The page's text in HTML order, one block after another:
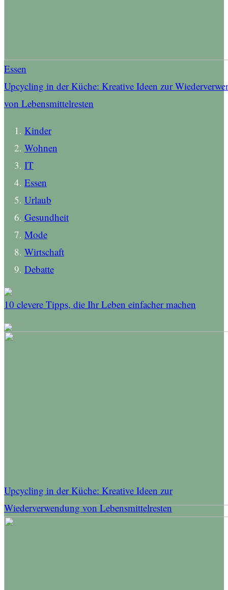
Essen
Upcycling in der Küche: Kreative Ideen zur
von Lebensmittelresten
Kinder
Wohnen
IT
Essen
Urlaub
Gesundheit
Mode
Wirtschaft
Debatte
10 clevere Tipps, die Ihr Leben einfacher machen
Upcycling in der Küche: Kreative Ideen zur
Wiederverwendung von Lebensmittelresten